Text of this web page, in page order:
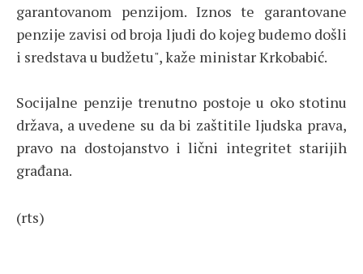
garantovanom penzijom. Iznos te garantovane
penzije zavisi od broja ljudi do kojeg budemo došli
i sredstava u budžetu", kaže ministar Krkobabić.
Socijalne penzije trenutno postoje u oko stotinu
država, a uvedene su da bi zaštitile ljudska prava,
pravo na dostojanstvo i lični integritet starijih
građana.
(rts)